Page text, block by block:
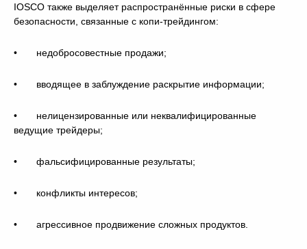
IOSCO также выделяет распространённые риски в сфере
безопасности, связанные с копи-трейдингом:
• недобросовестные продажи;
• вводящее в заблуждение раскрытие информации;
• нелицензированные или неквалифицированные
ведущие трейдеры;
• фальсифицированные результаты;
• конфликты интересов;
• агрессивное продвижение сложных продуктов.